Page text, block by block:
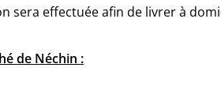
sera effectuée afin de livrer à
de Néchin :